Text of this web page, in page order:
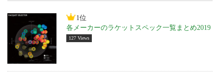
1位
各メーカーのラケットスペック一覧まとめ2019
127 Views